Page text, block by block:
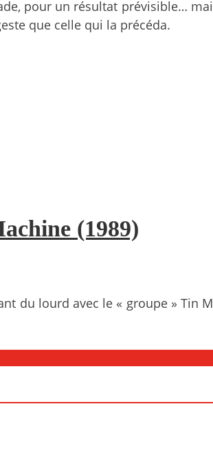
pour un résultat prévisible…
que celle qui la précéda.
(1989)
du lourd avec le « groupe » Tin